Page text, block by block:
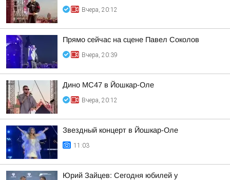
Вчера, 20:12
Прямо сейчас на сцене Павел Соколов
Вчера, 20:39
Дино МС47 в Йошкар-Оле
Вчера, 20:12
Звездный концерт в Йошкар-Оле
11:03
Юрий Зайцев: Сегодня юбилей у